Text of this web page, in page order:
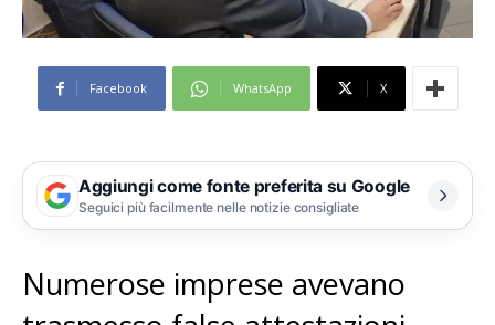
Facebook WhatsApp X
Aggiungi come fonte preferita su Google
Seguici più facilmente nelle notizie consigliate
Numerose imprese avevano